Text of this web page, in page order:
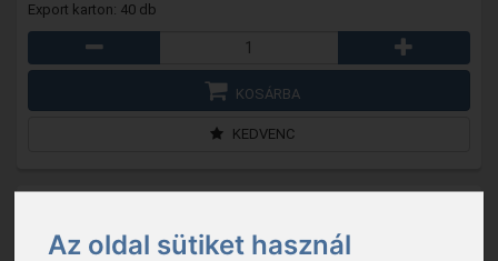
Az oldal sütiket használ
Export karton: 40 db
KOSÁRBA
KEDVENC